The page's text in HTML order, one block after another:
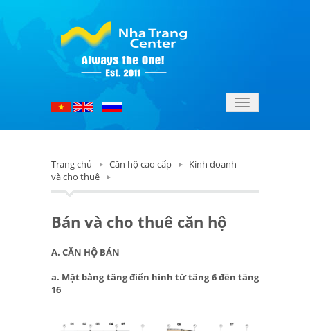
Toggle
navigation
Trang chủ Căn hộ cao cấp
Kinh doanh
và cho thuê
Bán và cho thuê căn hộ
A. CĂN HỘ BÁN
a. Mặt bằng tầng điển hình từ tầng 6 đến tầng
16